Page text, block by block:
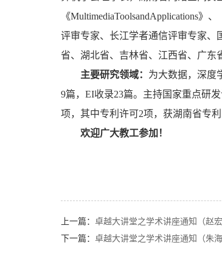
《MultimediaToolsandApplications》
评审专家、长江学者通信评审专家、
省、湖北省、吉林省、江西省、广东
主要研究领域： 为大数据，深度
9篇，EI收录23篇。主持国家重点研
项，其中专利许可2项，获湖南省专
欢迎广大教工参加！
上一篇： 卓越大讲堂之学术讲座通知（赵
下一篇： 卓越大讲堂之学术讲座通知（朱